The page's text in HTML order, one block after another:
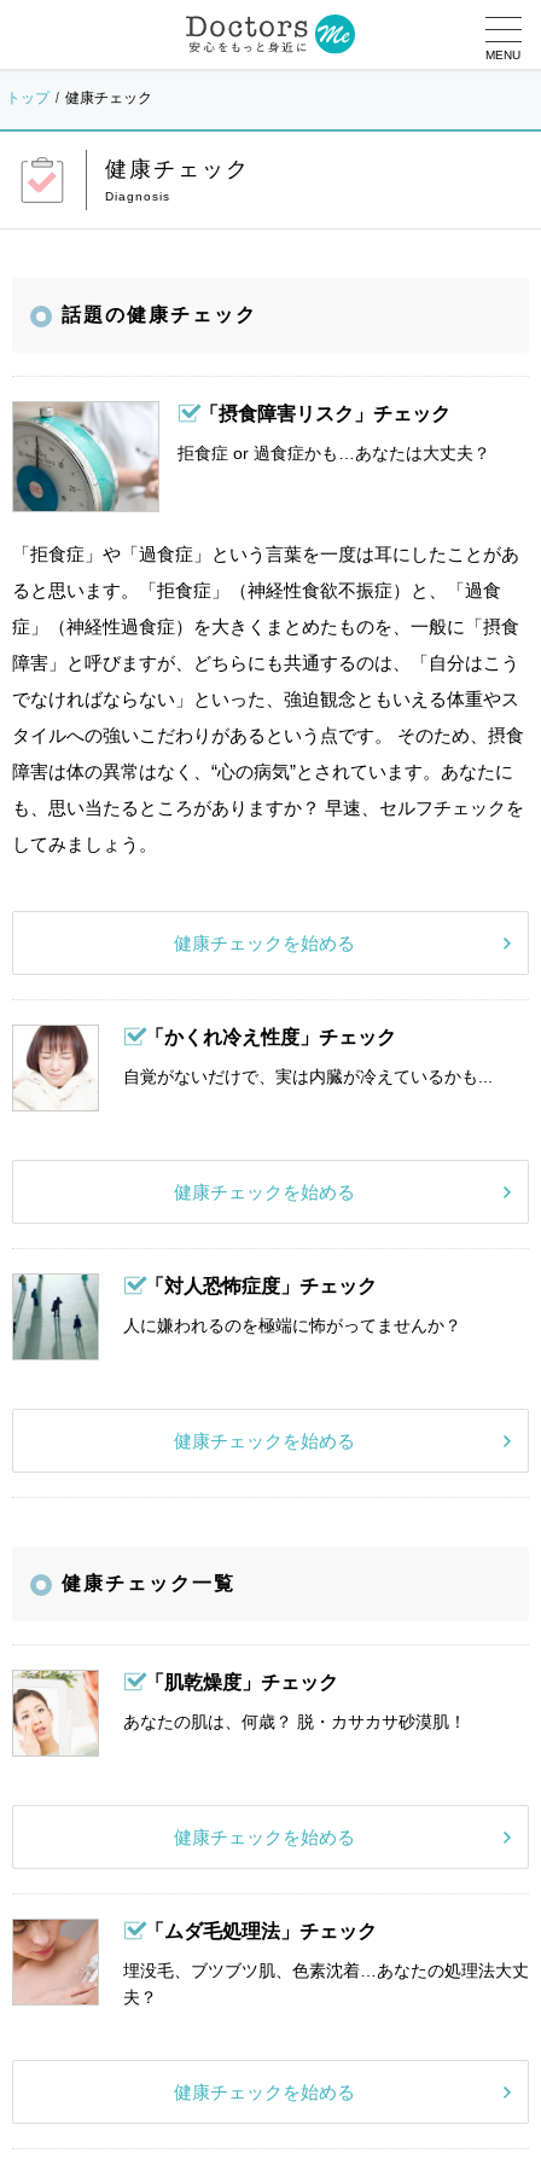
MENU
トップ 健康チェック
健康チェック
話題の健康チェック
「摂食障害リスク」チェック
拒食症 or 過食症かも…あなたは大丈夫？
「拒食症」や「過食症」という言葉を一度は耳にしたことがあ
ると思います。「拒食症」（神経性食欲不振症）と、「過食
症」（神経性過食症）を大きくまとめたものを、一般に「摂食
障害」と呼びますが、どちらにも共通するのは、「自分はこう
でなければならない」といった、強迫観念ともいえる体重やス
タイルへの強いこだわりがあるという点です。 そのため、摂食
障害は体の異常はなく、“心の病気”とされています。あなたに
も、思い当たるところがありますか？ 早速、セルフチェックを
してみましょう。
健康チェックを始める
「かくれ冷え性度」チェック
自覚がないだけで、実は内臓が冷えているかも...
健康チェックを始める
「対人恐怖症度」チェック
人に嫌われるのを極端に怖がってませんか？
健康チェックを始める
健康チェック一覧
「肌乾燥度」チェック
あなたの肌は、何歳？ 脱・カサカサ砂漠肌！
健康チェックを始める
「ムダ毛処理法」チェック
埋没毛、ブツブツ肌、色素沈着…あなたの処理法大丈
夫？
健康チェックを始める